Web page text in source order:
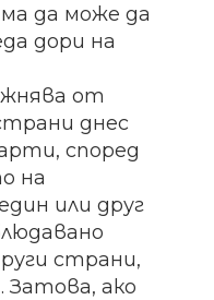
да може да
дори на
от
днес
според
на
или друг
страни,
Затова, ако